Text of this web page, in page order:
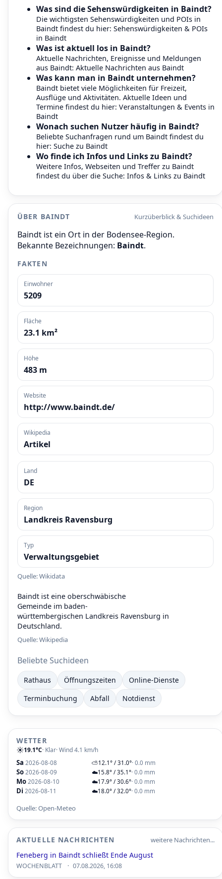
Was sind die Sehenswürdigkeiten in Baindt?
Die wichtigsten Sehenswürdigkeiten und POIs in
Baindt findest du hier: Sehenswürdigkeiten & POIs
in Baindt
Was ist aktuell los in Baindt?
Aktuelle Nachrichten, Ereignisse und Meldungen
aus Baindt: Aktuelle Nachrichten aus Baindt
Was kann man in Baindt unternehmen?
Baindt bietet viele Möglichkeiten für Freizeit,
Ausflüge und Aktivitäten. Aktuelle Ideen und
Termine findest du hier: Veranstaltungen & Events in
Baindt
Wonach suchen Nutzer häufig in Baindt?
Beliebte Suchanfragen rund um Baindt findest du
hier: Suche zu Baindt
Wo finde ich Infos und Links zu Baindt?
Weitere Infos, Webseiten und Treffer zu Baindt
findest du über die Suche: Infos & Links zu Baindt
ÜBER BAINDT Kurzüberblick & Suchideen
Baindt ist ein Ort in der Bodensee-Region.
Bekannte Bezeichnungen: Baindt.
FAKTEN
Einwohner
5209
Fläche
23.1 km²
Höhe
483 m
Website
http://www.baindt.de/
Wikipedia
Artikel
Land
DE
Region
Landkreis Ravensburg
Typ
Verwaltungsgebiet
Quelle: Wikidata
Baindt ist eine oberschwäbische
Gemeinde im baden-
württembergischen Landkreis Ravensburg in
Deutschland.
Quelle:Wikipedia
Beliebte Suchideen
Rathaus Öffnungszeiten
Online-Dienste
Terminbuchung
Abfall Notdienst
WETTER
☀️19.1°C· Klar· Wind 4.1 km/h
Sa 2026-08-08 ⛅12.1° / 31.0°· 0.0 mm
So 2026-08-09 ☁️15.8° / 35.1°· 0.0 mm
Mo 2026-08-10 ☁️17.9° / 30.6°· 0.0 mm
Di 2026-08-11 ☁️18.0° / 32.0°· 0.0 mm
Quelle: Open-Meteo
AKTUELLE NACHRICHTEN weitere Nachrichten...
Feneberg in Baindt schließt Ende August
WOCHENBLATT · 07.08.2026, 16:08